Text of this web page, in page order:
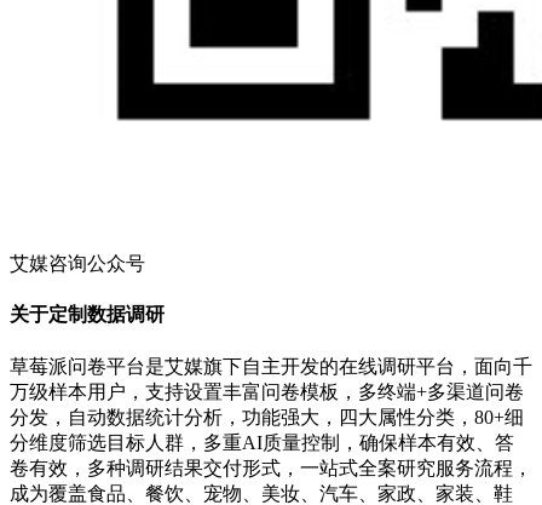
艾媒咨询公众号
关于定制数据调研
草莓派问卷平台是艾媒旗下自主开发的在线调研平台，面向千
万级样本用户，支持设置丰富问卷模板，多终端+多渠道问卷
分发，自动数据统计分析，功能强大，四大属性分类，80+细
分维度筛选目标人群，多重AI质量控制，确保样本有效、答
卷有效，多种调研结果交付形式，一站式全案研究服务流程，
成为覆盖食品、餐饮、宠物、美妆、汽车、家政、家装、鞋